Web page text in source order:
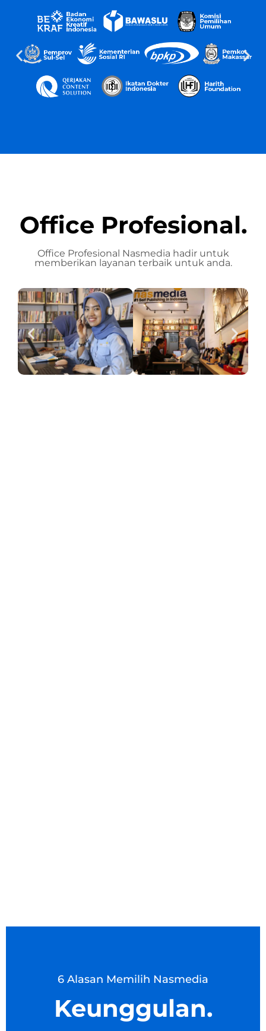
Office Profesional.
Office Profesional Nasmedia hadir untuk
memberikan layanan terbaik untuk anda.
6 Alasan Memilih Nasmedia
Keunggulan.